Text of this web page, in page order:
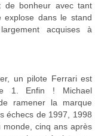
de bonheur avec tant
explose dans le stand
acquises à
un pilote Ferrari est
1. Enfin ! Michael
ramener la marque
échecs de 1997, 1998
cinq ans après